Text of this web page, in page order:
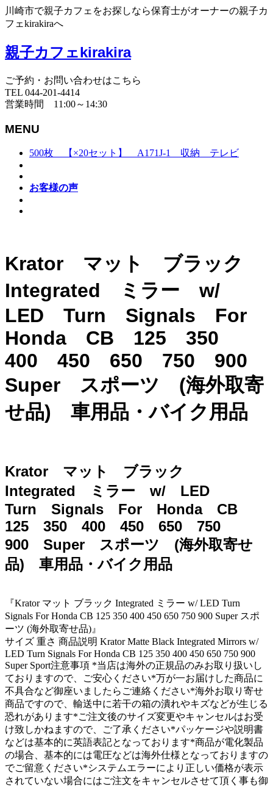
川崎市で親子カフェをお探しなら保育士がオーナーの親子カ
フェkirakiraへ
親子カフェkirakira
ご予約・お問い合わせはこちら
TEL 044-201-4414
営業時間 11:00～14:30
MENU
500枚 【×20セット】 A171J-1 収納 テレビ
お客様の声
Krator マット ブラック
Integrated ミラー w/
LED Turn Signals For
Honda CB 125 350
400 450 650 750 900
Super スポーツ (海外取寄
せ品) 車用品・バイク用品
Krator マット ブラック
Integrated ミラー w/ LED
Turn Signals For Honda CB
125 350 400 450 650 750
900 Super スポーツ (海外取寄せ
品) 車用品・バイク用品
『Krator マット ブラック Integrated ミラー w/ LED Turn
Signals For Honda CB 125 350 400 450 650 750 900 Super スポ
ーツ (海外取寄せ品)』
サイズ 重さ 商品説明 Krator Matte Black Integrated Mirrors w/
LED Turn Signals For Honda CB 125 350 400 450 650 750 900
Super Sport注意事項 *当店は海外の正規品のみお取り扱いし
ておりますので、ご安心ください*万が一お届けした商品に
不具合など御座いましたらご連絡ください*海外お取り寄せ
商品ですので、輸送中に若干の箱の潰れやキズなどが生じる
恐れがあります*ご注文後のサイズ変更やキャンセルはお受
け致しかねますので、ご了承ください*パッケージや説明書
などは基本的に英語表記となっております*商品が電化製品
の場合、基本的には電圧などは海外仕様となっておりますの
でご留意ください*システムエラーにより正しい価格が表示
されていない場合にはご注文をキャンセルさせて頂く事も御